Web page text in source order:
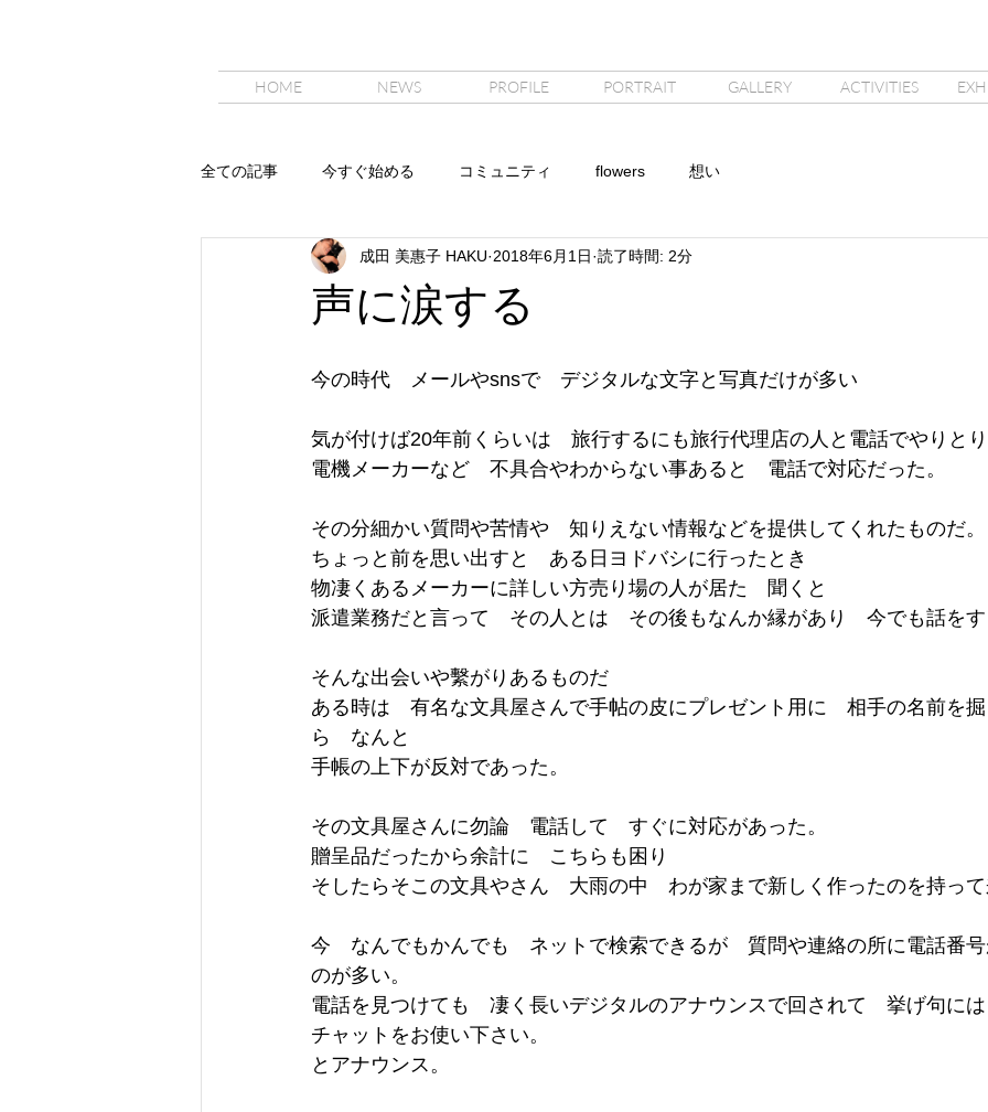
HOME NEWS PROFILE PORTRAIT GALLERY ACTIVITIES
全ての記事 今すぐ始める コミュニティ flowers 想い
声に涙する
成田 美惠子 HAKU 2018年6月1日 読了時間: 2分
今の時代　メールやsnsで　デジタルな文字と写真だけが多い
気が付けば20年前くらいは　旅行するにも旅行代理店の人と電話でやりと
電機メーカーなど　不具合やわからない事あると　電話で対応だった。
その分細かい質問や苦情や　知りえない情報などを提供してくれたものだ。
ちょっと前を思い出すと　ある日ヨドバシに行ったとき
物凄くあるメーカーに詳しい方売り場の人が居た　聞くと
派遣業務だと言って　その人とは　その後もなんか縁があり　今でも話を
そんな出会いや繫がりあるものだ
ある時は　有名な文具屋さんで手帖の皮にプレゼント用に　相手の名前を
ら　なんと
手帳の上下が反対であった。
その文具屋さんに勿論　電話して　すぐに対応があった。
贈呈品だったから余計に　こちらも困り
そしたらそこの文具やさん　大雨の中　わが家まで新しく作ったのを持っ
今　なんでもかんでも　ネットで検索できるが　質問や連絡の所に電話番
のが多い。
電話を見つけても　凄く長いデジタルのアナウンスで回されて　挙げ句に
チャットをお使い下さい。
とアナウンス。